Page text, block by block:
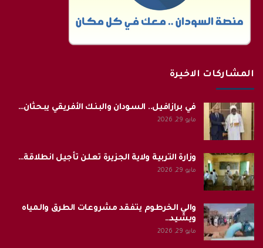
المشاركات الاخيرة
في برازافيل.. السودان والبنك الأفريقي يبحثان…
مايو 29, 2026
وزارة التربية ولاية الجزيرة تعلن تأجيل انطلاقة…
مايو 29, 2026
والي الخرطوم يتفقد مشروعات الطرق والمياه
ويشيد…
مايو 29, 2026